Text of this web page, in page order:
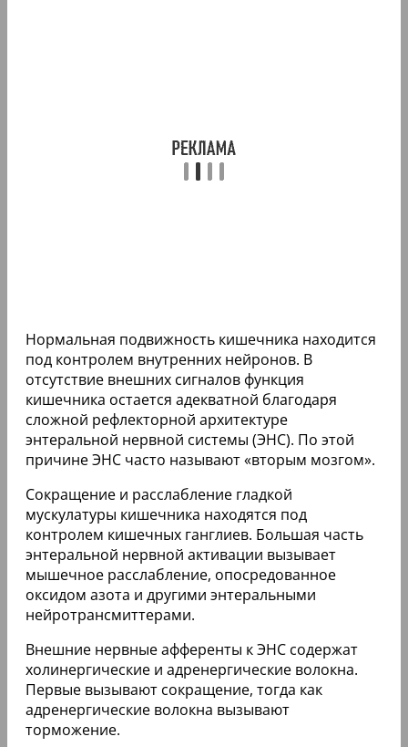
Нормальная подвижность кишечника находится
под контролем внутренних нейронов. В
отсутствие внешних сигналов функция
кишечника остается адекватной благодаря
сложной рефлекторной архитектуре
энтеральной нервной системы (ЭНС). По этой
причине ЭНС часто называют «вторым мозгом».
Сокращение и расслабление гладкой
мускулатуры кишечника находятся под
контролем кишечных ганглиев. Большая часть
энтеральной нервной активации вызывает
мышечное расслабление, опосредованное
оксидом азота и другими энтеральными
нейротрансмиттерами.
Внешние нервные афференты к ЭНС содержат
холинергические и адренергические волокна.
Первые вызывают сокращение, тогда как
адренергические волокна вызывают
торможение.